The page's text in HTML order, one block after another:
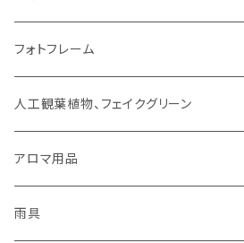
お茶碗
キッチンクロス/ランチョンマット
その他
アロマ用品
ファッション
手袋
花瓶 / フラワーベース
ネックレス
SMELLS LIKE SPELLS
linoo（リノオ）
Sheep by the Sea(シープバイザシー)
シマムラヒカリ
ピアス
ブランケット
手袋
マスク
靴下
母の日
結婚祝い
お誕生日
扇風機
文具
貯金箱
ティッシュケース
フォトフレーム
人工観葉植物、フェイクグリーン
CT触媒グリーンシリーズ
アロマ用品
雨具